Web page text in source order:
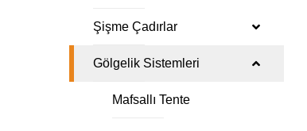
Şişme Çadırlar
Gölgelik Sistemleri
Mafsallı Tente